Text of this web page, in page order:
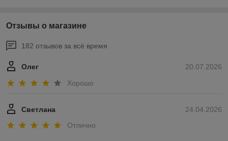
Отзывы о магазине
182 отзывов за всё время
20.07.2026
Олег
Хорошо
24.04.2026
Светлана
Отлично